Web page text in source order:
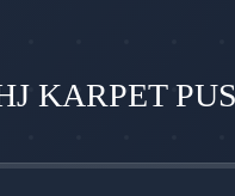
KARPET